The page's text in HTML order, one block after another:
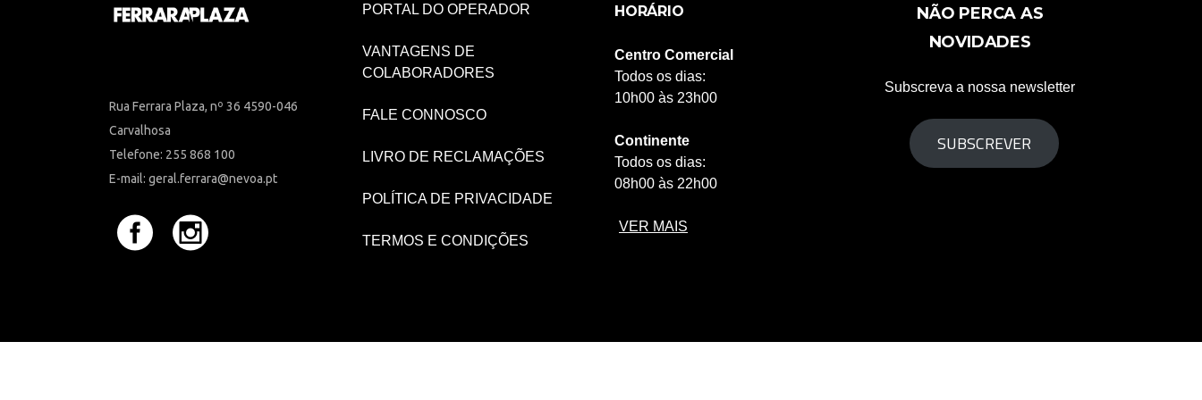
Rua Ferrara Plaza, nº 36 4590-046
Carvalhosa
Telefone: 255 868 100
E-mail: geral.ferrara@nevoa.pt
PORTAL DO OPERADOR
VANTAGENS DE
COLABORADORES
FALE CONNOSCO
LIVRO DE RECLAMAÇÕES
POLÍTICA DE PRIVACIDADE
TERMOS E CONDIÇÕES
HORÁRIO
Centro Comercial
Todos os dias:
10h00 às 23h00
Continente
Todos os dias:
08h00 às 22h00
VER MAIS
NÃO PERCA AS
NOVIDADES
Subscreva a nossa newsletter
SUBSCREVER